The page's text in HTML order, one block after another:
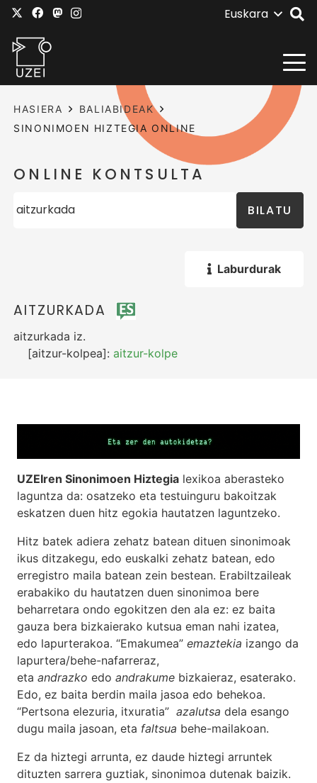
Euskara
HASIERA
BALIABIDEAK
SINONIMOEN HIZTEGIA ONLINE
ONLINE KONTSULTA
BILATU
Laburdurak
AITZURKADA
aitzurkada iz.
[aitzur-kolpea]:aitzur-kolpe
UZEIren Sinonimoen Hiztegia lexikoa aberasteko
laguntza da: osatzeko eta testuinguru bakoitzak
eskatzen duen hitz egokia hautatzen laguntzeko.
Hitz batek adiera zehatz batean dituen sinonimoak
ikus ditzakegu, edo euskalki zehatz batean, edo
erregistro maila batean zein bestean. Erabiltzaileak
erabakiko du hautatzen duen sinonimoa bere
beharretara ondo egokitzen den ala ez: ez baita
gauza bera bizkaierako kutsua eman nahi izatea,
edo lapurterakoa. “Emakumea” emaztekia izango da
lapurtera/behe-nafarreraz,
eta andrazko edo andrakume bizkaieraz, esaterako.
Edo, ez baita berdin maila jasoa edo behekoa.
“Pertsona elezuria, itxuratia” azalutsa dela esango
dugu maila jasoan, eta faltsua behe-mailakoan.
Ez da hiztegi arrunta, ez daude hiztegi arruntek
dituzten sarrera guztiak, sinonimoa dutenak baizik.